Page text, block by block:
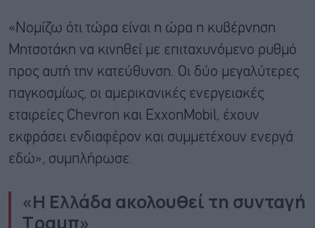
«Νομίζω ότι τώρα είναι η ώρα η κυβέρνηση
Μητσοτάκη να κινηθεί με επιταχυνόμενο ρυθμό
προς αυτή την κατεύθυνση. Οι δύο μεγαλύτερες
παγκοσμίως, οι αμερικανικές ενεργειακές
εταιρείες Chevron και ExxonMobil, έχουν
εκφράσει ενδιαφέρον και συμμετέχουν ενεργά
εδώ», συμπλήρωσε.
«H Ελλάδα ακολουθεί τη συνταγή
Τραμπ»